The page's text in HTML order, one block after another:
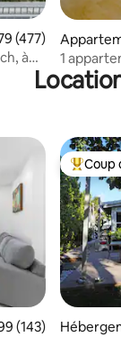
moyenne
(477)
à
Miami
1
10e
appréciés
moyenne
(143)
Coups
Coup